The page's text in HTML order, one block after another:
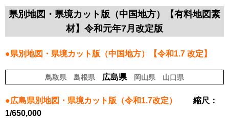
県別地図・県境カット版（中国地方）【有料地図素
材】令和元年7月改定版
●県別地図・県境カット版（中国地方）【令和1.7 改定】
鳥取県 島根県 広島県 岡山県 山口県
●広島県別地図・県境カット版（令和1.7改定） 縮尺：
1/650,000